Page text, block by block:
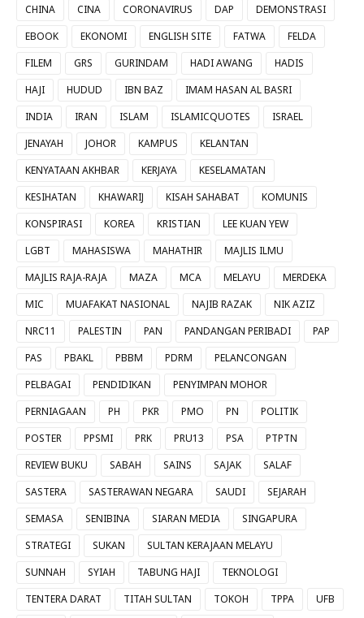
CHINA
CINA CORONAVIRUS DAP
DEMONSTRASI
EBOOK
EKONOMI ENGLISH SITE FATWA
FELDA
FILEM
GRS GURINDAM HADI AWANG
HADIS
HAJI
HUDUD IBN BAZ
IMAM HASAN AL BASRI
INDIA
IRAN ISLAM ISLAMICQUOTES
ISRAEL
JENAYAH
JOHOR KAMPUS
KELANTAN
KENYATAAN AKHBAR
KERJAYA
KESELAMATAN
KESIHATAN
KHAWARIJ KISAH SAHABAT
KOMUNIS
KONSPIRASI
KOREA KRISTIAN
LEE KUAN YEW
LGBT
MAHASISWA MAHATHIR
MAJLIS ILMU
MAJLIS RAJA-RAJA
MAZA MCA MELAYU
MERDEKA
MIC
MUAFAKAT NASIONAL NAJIB RAZAK
NIK AZIZ
NRC11
PALESTIN PAN PANDANGAN PERIBADI
PAP
PAS
PBAKL PBBM PDRM
PELANCONGAN
PELBAGAI
PENDIDIKAN
PENYIMPAN MOHOR
PERNIAGAAN
PH PKR PMO PN
POLITIK
POSTER
PPSMI PRK PRU13 PSA
PTPTN
REVIEW BUKU
SABAH SAINS SAJAK
SALAF
SASTERA
SASTERAWAN NEGARA SAUDI
SEJARAH
SEMASA
SENIBINA SIARAN MEDIA
SINGAPURA
STRATEGI
SUKAN
SULTAN KERAJAAN MELAYU
SUNNAH
SYIAH TABUNG HAJI
TEKNOLOGI
TENTERA DARAT
TITAH SULTAN TOKOH TPPA
UFB